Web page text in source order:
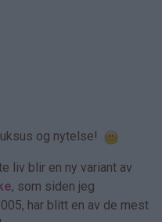
og nytelse!
liv blir en ny variant av
, som siden jeg
har blitt en av de mest